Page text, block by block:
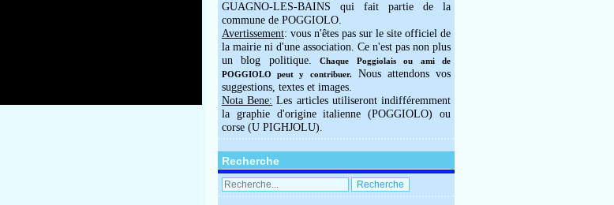
GUAGNO-LES-BAINS qui fait partie de la
commune de POGGIOLO.
Avertissement: vous n'êtes pas sur le site officiel de
la mairie ni d'une association. Ce n'est pas non plus
un blog politique.Chaque Poggiolais ou ami de
POGGIOLO peut y contribuer.Nous attendons vos
suggestions, textes et images.
Nota Bene: Les articles utiliseront indifféremment
la graphie d'origine italienne (POGGIOLO) ou
corse (U PIGHJOLU).
Recherche